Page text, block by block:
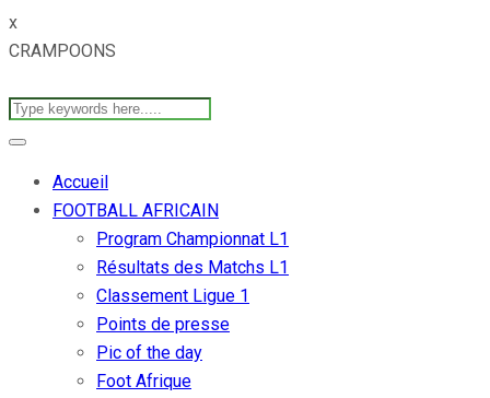
x
CRAMPOONS
Accueil
FOOTBALL AFRICAIN
Program Championnat L1
Résultats des Matchs L1
Classement Ligue 1
Points de presse
Pic of the day
Foot Afrique